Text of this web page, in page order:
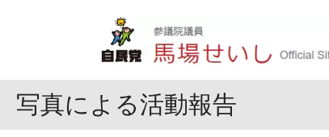
写真による活動報告